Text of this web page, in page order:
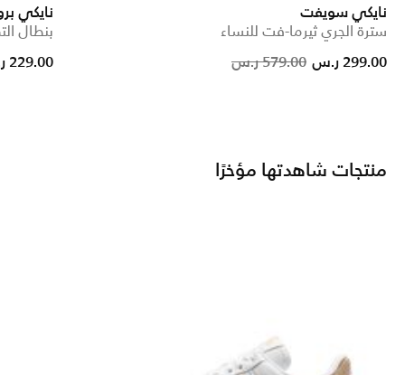
نايكي سويفت
سترة الجري ثيرما-فت للنساء
Price
579.00 ر.س to
299.00 ر.س
نايكي
بنطال
229.00 ر.س
منتجات شاهدتها مؤخرًا